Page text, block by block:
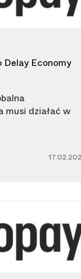
Economy
działać w